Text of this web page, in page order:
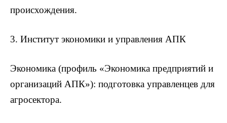
происхождения.
3. Институт экономики и управления АПК
Экономика (профиль «Экономика предприятий и
организаций АПК»): подготовка управленцев для
агросектора.